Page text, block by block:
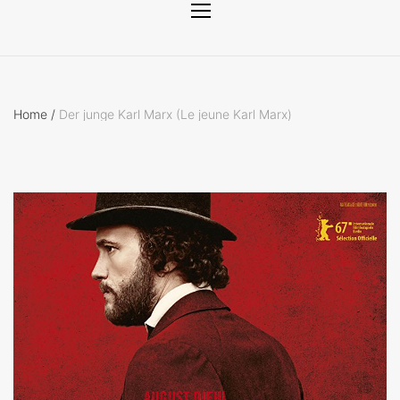
Home / Der junge Karl Marx (Le jeune Karl Marx)